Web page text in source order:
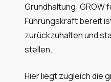
Grundhaltung: GROW
Führungskraft bereit
zurückzuhalten und
stellen.
Hier liegt zugleich die